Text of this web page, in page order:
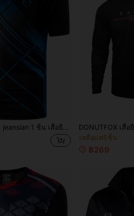
jeansian 1 ชิ้น เสื้อยืดแขนสั้นผู้ชายสไตล์ Boyfriend ทรงสปอร์ตเข้ารูป สำหรับเล่นเทนนิส, กอล์ฟ, โบว์ลิ่ง, แบดมินตัน, วิ่ง, เสื้อแห้งเร็ว LSL133 สีดำ สำหรับกีฬารับหน้าร้อน
เหลือแค่5ชิ้น
฿269